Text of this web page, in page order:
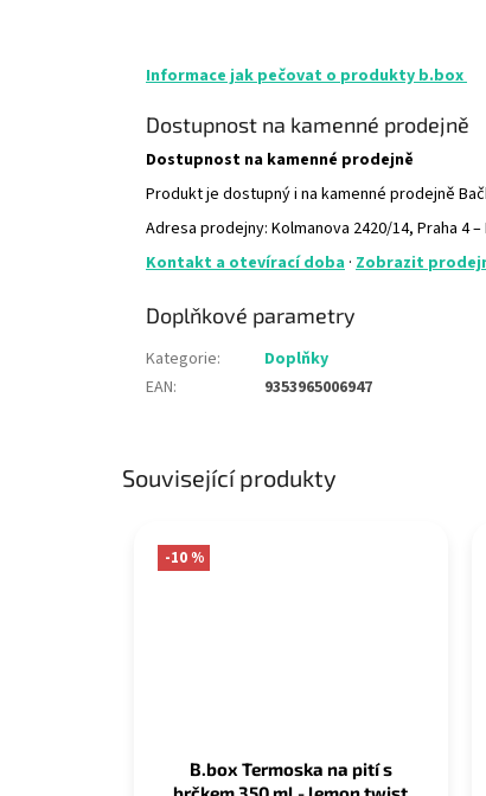
Související produkty
-10 %
B.box Termoska na pití s
Informace jak pečovat o produkty b.box
Dostupnost na kamenné prodejně
Dostupnost na kamenné prodejně
Produkt je dostupný i na kamenné prodejně
Adresa prodejny: Kolmanova 2420/14, Praha 4
Kontakt a otevírací doba · Zobrazit
Doplňkové parametry
Kategorie:
Doplňky
EAN: 9353965006947